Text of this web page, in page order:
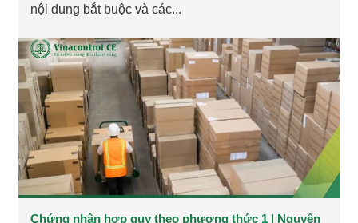
nội dung bắt buộc và các...
Chứng nhận hợp quy theo phương thức 1 | Nguyên